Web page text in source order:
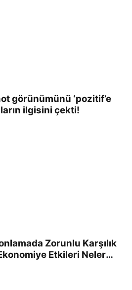
görünümünü ‘pozitif’e
ilgisini çekti!
Zorunlu Karşılık
Etkileri Neler